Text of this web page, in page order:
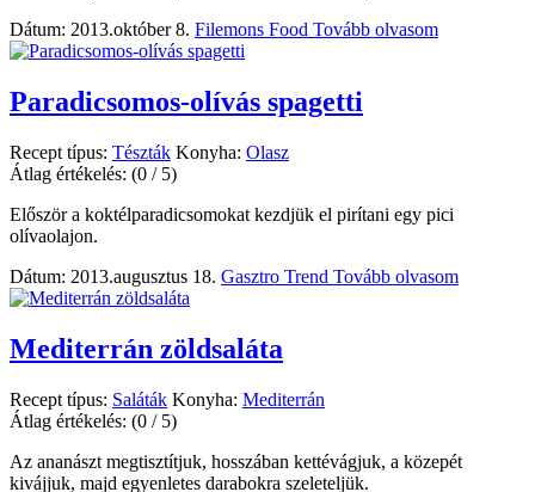
Dátum: 2013.október 8. Filemons Food Tovább olvasom
Paradicsomos-olívás spagetti
Recept típus: Tészták Konyha: Olasz
Átlag értékelés: (0 / 5)
Először a koktélparadicsomokat kezdjük el pirítani egy pici
olívaolajon.
Dátum: 2013.augusztus 18. Gasztro Trend Tovább olvasom
Mediterrán zöldsaláta
Recept típus: Saláták Konyha: Mediterrán
Átlag értékelés: (0 / 5)
Az ananászt megtisztítjuk, hosszában kettévágjuk, a közepét
kivájjuk, majd egyenletes darabokra szeleteljük.